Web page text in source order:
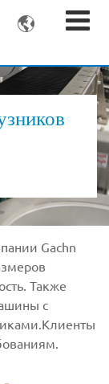

Gachn
Также
с